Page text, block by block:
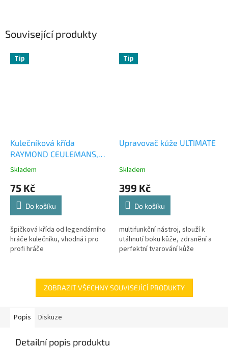
Související produkty
Tip
Kulečníková křída
RAYMOND CEULEMANS,
modrá
Skladem
75 Kč
Do košíku
špičková křída od legendárního
hráče kulečníku, vhodná i pro
profi hráče
Tip
Upravovač kůže ULTIMATE
Skladem
399 Kč
Do košíku
multifunkční nástroj, slouží k
utáhnutí boku kůže, zdrsnění a
perfektní tvarování kůže
ZOBRAZIT VŠECHNY SOUVISEJÍCÍ PRODUKTY
Popis Diskuze
Detailní popis produktu